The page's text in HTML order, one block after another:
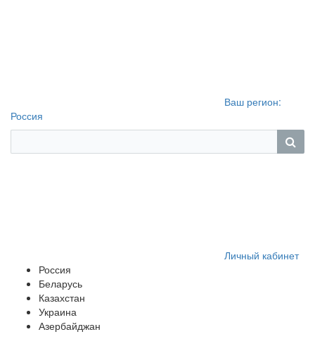
Ваш регион:
Россия
Личный кабинет
Россия
Беларусь
Казахстан
Украина
Азербайджан